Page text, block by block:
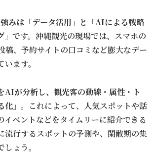
みは「データ活用」と「AIによる戦略
です。沖縄観光の現場では、スマホの
稿、予約サイトの口コミなど膨大なデー
ます。
AIが分析し、観光客の動線・属性・ト
」 。これによって、人気スポットや話
イベントなどをタイムリーに紹介できる
流行するスポットの予測や、閑散期の集
ょう。